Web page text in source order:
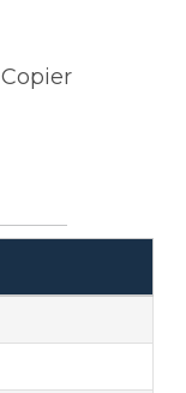
Copier